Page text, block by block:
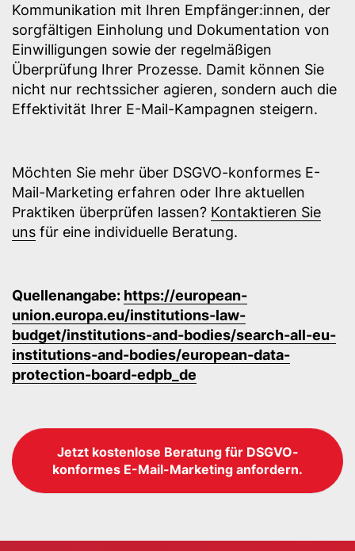
Kommunikation mit Ihren Empfänger:innen, der
sorgfältigen Einholung und Dokumentation von
Einwilligungen sowie der regelmäßigen
Überprüfung Ihrer Prozesse. Damit können Sie
nicht nur rechtssicher agieren, sondern auch die
Effektivität Ihrer E-Mail-Kampagnen steigern.
Möchten Sie mehr über DSGVO-konformes E-
Mail-Marketing erfahren oder Ihre aktuellen
Praktiken überprüfen lassen? Kontaktieren Sie
uns für eine individuelle Beratung.
Quellenangabe: https://european-
union.europa.eu/institutions-law-
budget/institutions-and-bodies/search-all-eu-
institutions-and-bodies/european-data-
protection-board-edpb_de
Jetzt kostenlose Beratung für DSGVO-
konformes E-Mail-Marketing anfordern.